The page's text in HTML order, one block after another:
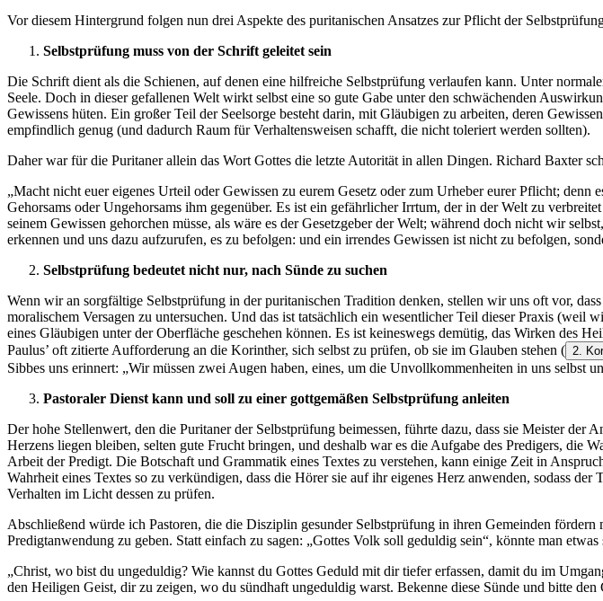
Vor diesem Hintergrund folgen nun drei Aspekte des puritanischen Ansatzes zur Pflicht der
Selbstprüfung muss von der Schrift geleitet sein
Die Schrift dient als die Schienen, auf denen eine hilfreiche Selbstprüfung verlaufen kann. Unter
Seele. Doch in dieser gefallenen Welt wirkt selbst eine so gute Gabe unter den schwächenden
Gewissens hüten. Ein großer Teil der Seelsorge besteht darin, mit Gläubigen zu arbeiten, deren
empfindlich genug (und dadurch Raum für Verhaltensweisen schafft, die nicht toleriert werden sollten).
Daher war für die Puritaner allein das Wort Gottes die letzte Autorität in allen Dingen. Richard Baxter
„Macht nicht euer eigenes Urteil oder Gewissen zu eurem Gesetz oder zum Urheber eurer Pflicht;
Gehorsams oder Ungehorsams ihm gegenüber. Es ist ein gefährlicher Irrtum, der in der Welt zu
seinem Gewissen gehorchen müsse, als wäre es der Gesetzgeber der Welt; während doch nicht wir
erkennen und uns dazu aufzurufen, es zu befolgen: und ein irrendes Gewissen ist nicht zu befolgen,
Selbstprüfung bedeutet nicht nur, nach Sünde zu suchen
Wenn wir an sorgfältige Selbstprüfung in der puritanischen Tradition denken, stellen wir uns oft vor,
moralischem Versagen zu untersuchen. Und das ist tatsächlich ein wesentlicher Teil dieser Praxis
eines Gläubigen unter der Oberfläche geschehen können. Es ist keineswegs demütig, das Wirken des
Paulus’ oft zitierte Aufforderung an die Korinther, sich selbst zu prüfen, ob sie im Glauben stehen ( 2.
Sibbes uns erinnert: „Wir müssen zwei Augen haben, eines, um die Unvollkommenheiten in uns selbst
Pastoraler Dienst kann und soll zu einer gottgemäßen Selbstprüfung anleiten
Der hohe Stellenwert, den die Puritaner der Selbstprüfung beimessen, führte dazu, dass sie Meister
Herzens liegen bleiben, selten gute Frucht bringen, und deshalb war es die Aufgabe des Predigers,
Arbeit der Predigt. Die Botschaft und Grammatik eines Textes zu verstehen, kann einige Zeit in
Wahrheit eines Textes so zu verkündigen, dass die Hörer sie auf ihr eigenes Herz anwenden, sodass
Verhalten im Licht dessen zu prüfen.
Abschließend würde ich Pastoren, die die Disziplin gesunder Selbstprüfung in ihren Gemeinden
Predigtanwendung zu geben. Statt einfach zu sagen: „Gottes Volk soll geduldig sein“, könnte man etwas
„Christ, wo bist du ungeduldig? Wie kannst du Gottes Geduld mit dir tiefer erfassen, damit du im
den Heiligen Geist, dir zu zeigen, wo du sündhaft ungeduldig warst. Bekenne diese Sünde und bitte